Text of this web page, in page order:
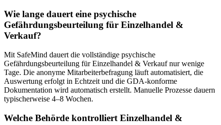
Wie lange dauert eine psychische
Gefährdungsbeurteilung für Einzelhandel &
Verkauf?
Mit SafeMind dauert die vollständige psychische
Gefährdungsbeurteilung für Einzelhandel & Verkauf nur wenige
Tage. Die anonyme Mitarbeiterbefragung läuft automatisiert, die
Auswertung erfolgt in Echtzeit und die GDA-konforme
Dokumentation wird automatisch erstellt. Manuelle Prozesse dauern
typischerweise 4–8 Wochen.
Welche Behörde kontrolliert Einzelhandel &